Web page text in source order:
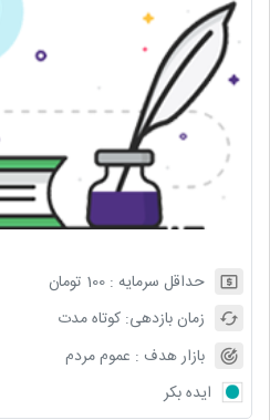
حداقل سرمایه :100 تومان
زمان بازدهی:کوتاه مدت
بازار هدف : عموم مردم
ایده بکر